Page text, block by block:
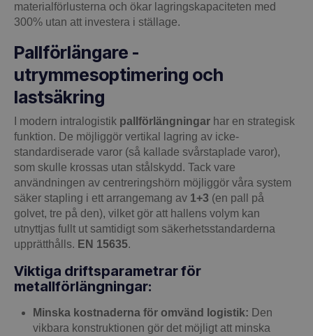
materialförlusterna och ökar lagringskapaciteten med
300% utan att investera i ställage.
Pallförlängare -
utrymmesoptimering och
lastsäkring
I modern intralogistik pallförlängningar har en strategisk
funktion. De möjliggör vertikal lagring av icke-
standardiserade varor (så kallade svårstaplade varor),
som skulle krossas utan stålskydd. Tack vare
användningen av centreringshörn möjliggör våra system
säker stapling i ett arrangemang av 1+3 (en pall på
golvet, tre på den), vilket gör att hallens volym kan
utnyttjas fullt ut samtidigt som säkerhetsstandarderna
upprätthålls. EN 15635.
Viktiga driftsparametrar för
metallförlängningar:
Minska kostnaderna för omvänd logistik: Den
vikbara konstruktionen gör det möjligt att minska